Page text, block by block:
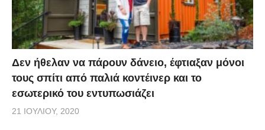
Δεν ήθελαν να πάρουν δάνειο, έφτιαξαν μόνοι
τους σπίτι από παλιά κοντέινερ και το
εσωτερικό του εντυπωσιάζει
21 ΙΟΥΛΊΟΥ, 2020